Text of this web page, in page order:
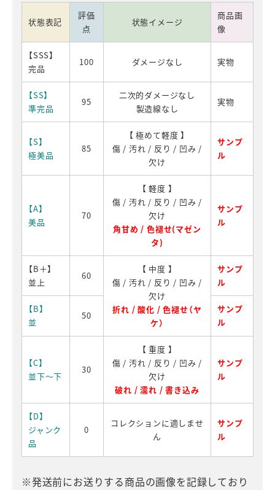
状態表記
評価
点
状態イメージ
商品画
像
【SSS】
完品
100 ダメージなし 実物
【SS】
準完品
95
二次的ダメージなし
製造線なし
実物
【S】
極美品
85
【 極めて軽度 】
傷 / 汚れ / 反り / 凹み /
欠け
サンプ
ル
【A】
美品
70
【 軽度 】
傷 / 汚れ / 反り / 凹み /
欠け
角甘め / 色褪せ(マゼン
タ)
サンプ
ル
【B＋】
並上
60
【 中度 】
傷 / 汚れ / 反り / 凹み /
欠け
折れ / 酸化 / 色褪せ（ヤ
ケ）
サンプ
ル
【B】
並
50
サンプ
ル
【C】
並下～下
30
【 重度 】
傷 / 汚れ / 反り / 凹み /
欠け
破れ / 濡れ / 書き込み
サンプ
ル
【D】
ジャンク
品
0
コレクションに適しませ
ん
サンプ
ル
※発送前にお送りする商品の画像を記録しており